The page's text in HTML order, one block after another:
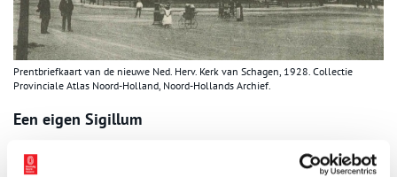
Prentbriefkaart van de nieuwe Ned. Herv. Kerk van Schagen, 1928. Collectie
Provinciale Atlas Noord-Holland, Noord-Hollands Archief.
Een eigen Sigillum
lelie onder de doornen. Beschrijving van de kerkzegels van de